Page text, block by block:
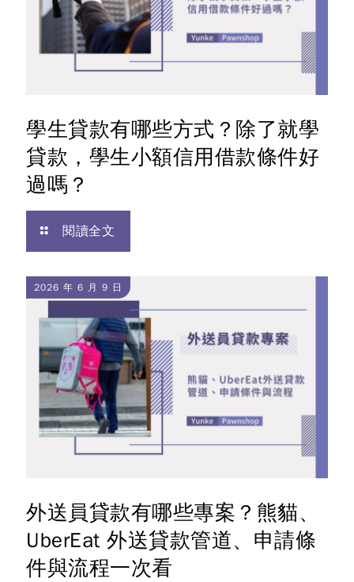
學生貸款有哪些方式？除了就學
貸款，學生小額信用借款條件好
過嗎？
閱讀全文
2026 年 6 月 9 日
外送員貸款有哪些專案？熊貓、
UberEat 外送貸款管道、申請條
件與流程一次看